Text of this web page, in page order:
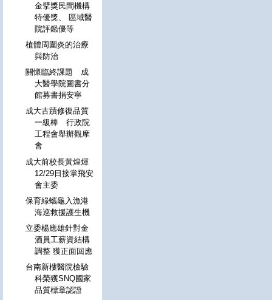
金擘獎民間機構
特優獎、 區域醫
院評鑑優等
植體周圍炎的治療
與防治
關懷臨終課題 成
大醫學院圖書分
館募書捐安寧
成大古蹟修復品質
一級棒 行政院
工程會舉辦觀摩
會
成大前校長黃煌煇
12/29日接掌飛安
會主委
保育綠蠵龜入漁港
海巡救援護生機
立委楊應雄針對金
酒員工薪資結構
調整 獲正面回應
台南新樓醫院檢驗
科榮獲SNQ國家
品質標章認證